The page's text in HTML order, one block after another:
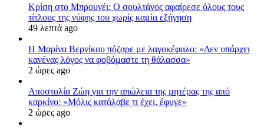
Κρίση στο Μπρουνέι: Ο σουλτάνος αφαίρεσε όλους τους
τίτλους της νύφης του χωρίς καμία εξήγηση
49 λεπτά ago
Η Μαρίνα Βερνίκου πόζαρε με λαγοκέφαλο: «Δεν υπάρχει
κανένας λόγος να φοβόμαστε τη θάλασσα»
2 ώρες ago
Αποστολία Ζώη για την απώλεια της μητέρας της από
καρκίνο: «Μόλις κατάλαβε τι έχει, έφυγε»
2 ώρες ago